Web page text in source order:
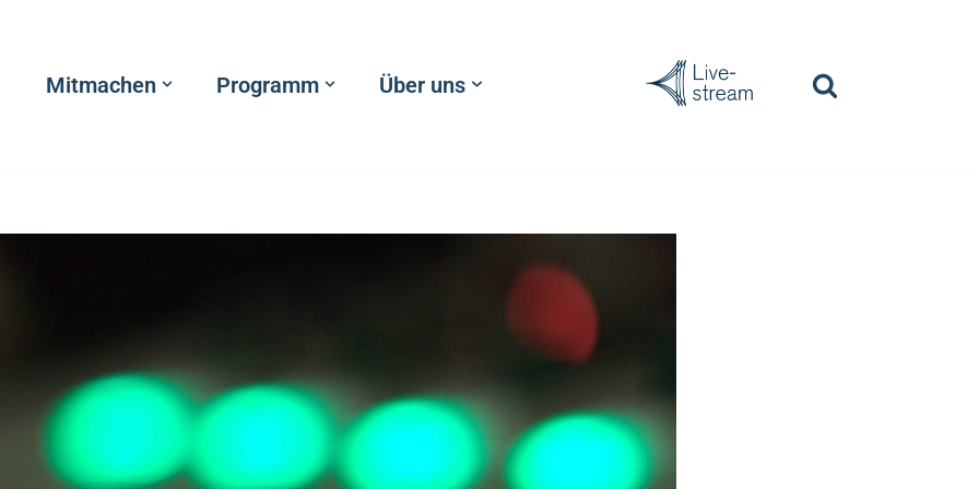
Mitmachen Programm Über uns